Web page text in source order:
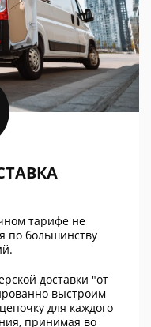
тарифе не
по большинству
доставки "от
выстроим
для каждого
принимая во